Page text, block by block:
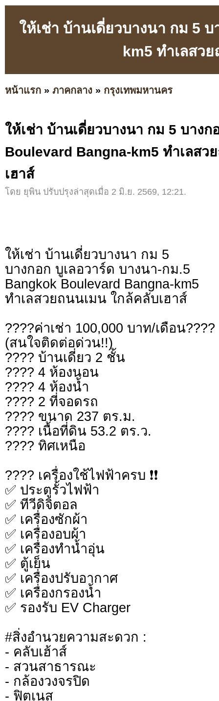
ให้เช่า บ้านเดี่ยวบางนา กม 5
km5 ทำเลสว
หน้าแรก » ภาคกลาง » กรุงเทพมหานคร
ให้เช่า บ้านเดี่ยวบางนา กม 5 บาง
Boulevard Bangna-km5 ทำเลสว
เฮาส์
โดย ยุพิน ปรับปรุงล่าสุดเมื่อ 2 มิ.ย. 2569, 12:21.
ให้เช่า บ้านเดี่ยวบางนา กม 5
บางกอก บูเลอวาร์ด บางนา-กม.5
Bangkok Boulevard Bangna-km5
ทำเลสวยถนนเมน ใกล้คลับเฮาส์
????ค่าเช่า 100,000 บาท/เดือน????
(สนใจติดต่อด่วน!!)
???? บ้านเดี่ยว 2 ชั้น
???? 4 ห้องนอน
???? 4 ห้องน้ำ
???? 2 ที่จอดรถ
???? ขนาด 237 ตร.ม.
???? เนื้อที่ดิน 53.2 ตร.ว.
???? ทิศเหนือ
???? เครื่องใช้ไฟฟ้าครบ ❗️❗️
✅️ ประตูรั้วไฟฟ้า
✅️ ทีวีดิจิตอล
✅️ เครื่องซักผ้า
✅️ เครื่องอบผ้า
✅️ เครื่องทำน้ำอุ่น
✅️ ตู้เย็น
✅️ เครื่องปรับอากาศ
✅️ เครื่องกรองน้ำ
✅️ รองรับ EV Charger
#สิ่งอำนวยความสะดวก :
- คลับเฮ้าส์
- สวนสาธารณะ
- กล้องวงจรปิด
- ฟิตเนส